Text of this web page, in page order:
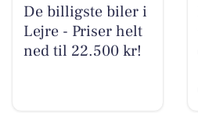
De billigste biler i
Lejre - Priser helt
ned til 22.500 kr!